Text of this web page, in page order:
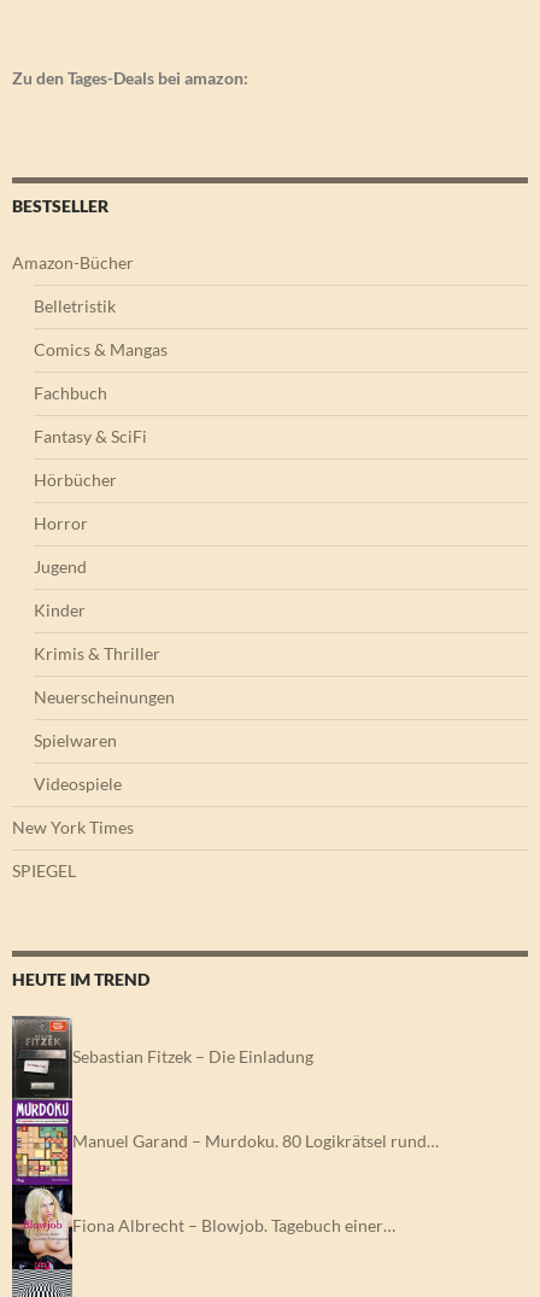
Zu den Tages-Deals bei amazon:
BESTSELLER
Amazon-Bücher
Belletristik
Comics & Mangas
Fachbuch
Fantasy & SciFi
Hörbücher
Horror
Jugend
Kinder
Krimis & Thriller
Neuerscheinungen
Spielwaren
Videospiele
New York Times
SPIEGEL
HEUTE IM TREND
Sebastian Fitzek – Die Einladung
Manuel Garand – Murdoku. 80 Logikrätsel rund…
Fiona Albrecht – Blowjob. Tagebuch einer…